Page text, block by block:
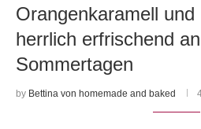
Orangenkaramell und
herrlich erfrischend
Sommertagen
by Bettina von homemade and baked